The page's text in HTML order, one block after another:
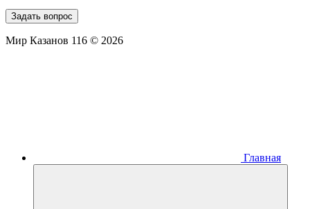
Задать вопрос
Мир Казанов 116 © 2026
Главная